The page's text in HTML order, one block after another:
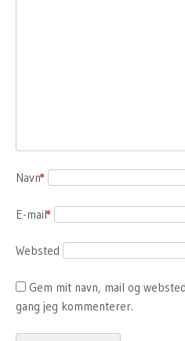
Navn
*
E-mail
*
Websted
Gem mit navn, mail og
gang jeg kommenterer.